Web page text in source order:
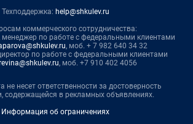
Техподдержка: help@shkulev.ru
коммерческого сотрудничества:
по работе с федеральными клиентами
, моб. + 7 982 640 34 32
по работе с федеральными клиентами
, моб. +7 910 402 4056
не несет ответственности за достоверность
содержащейся в рекламных объявлениях.
Информация об ограничениях